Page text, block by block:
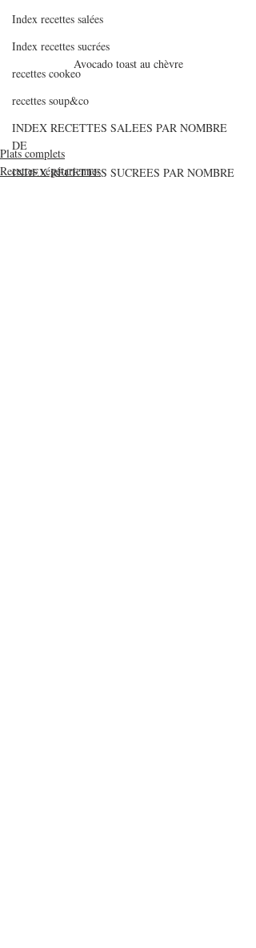
Index recettes salées
Index recettes sucrées
recettes cookeo
recettes soup&co
INDEX RECETTES SALEES PAR NOMBRE
DE
INDEX RECETTES SUCREES PAR NOMBRE
Avocado toast au chèvre
Plats complets
Recettes végétariennes